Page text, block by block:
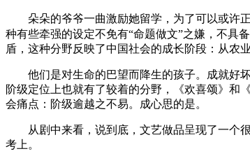
朵朵的爷爷一曲激励她留学，为了可以或许正
种有些牵强的设定不免有“命题做文”之嫌，不具
盾，这种分野反映了中国社会的成长阶段：从农
他们是对生命的巴望而降生的孩子。成就好坏
阶级定位上也就有了较着的分野，《欢喜颂》和
会痛点：阶级逾越之不易。成心思的是。
从剧中来看，说到底，文艺做品呈现了一个很
考上。